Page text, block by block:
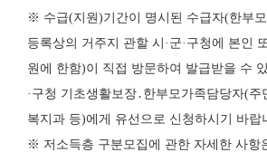
※ 수급(지원)기간이 명시된 수급자(한부
등록상의 거주지 관할 시·군·구청에 본인
원에 한함)이 직접 방문하여 발급받을 수
·구청 기초생활보장․한부모가족담당자(주
복지과 등)에게 유선으로 신청하시기 바랍
※ 저소득층 구분모집에 관한 자세한 사항